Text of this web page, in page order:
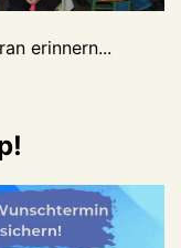
erinnern...